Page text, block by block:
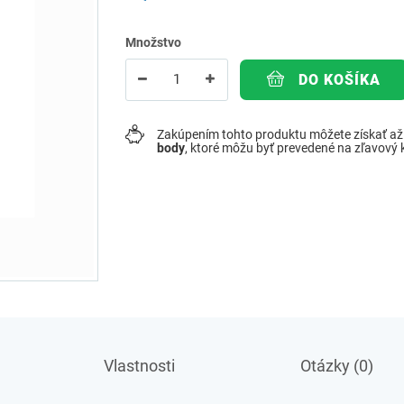
Množstvo
DO KOŠÍKA
Zakúpením tohto produktu môžete získať
body, ktoré môžu byť prevedené na
Vlastnosti Otázky (0)